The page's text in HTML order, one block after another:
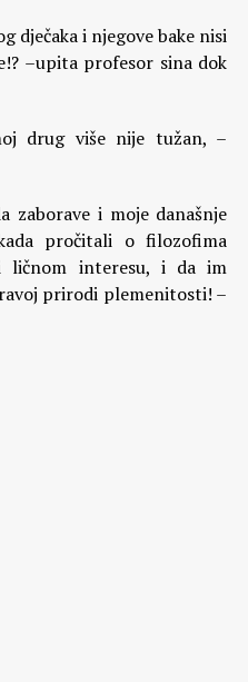
dječaka i njegove bake nisi
–upita profesor sina dok
drug više nije tužan, –
zaborave i moje današnje
pročitali o filozofima
ličnom interesu, i da im
prirodi plemenitosti! –